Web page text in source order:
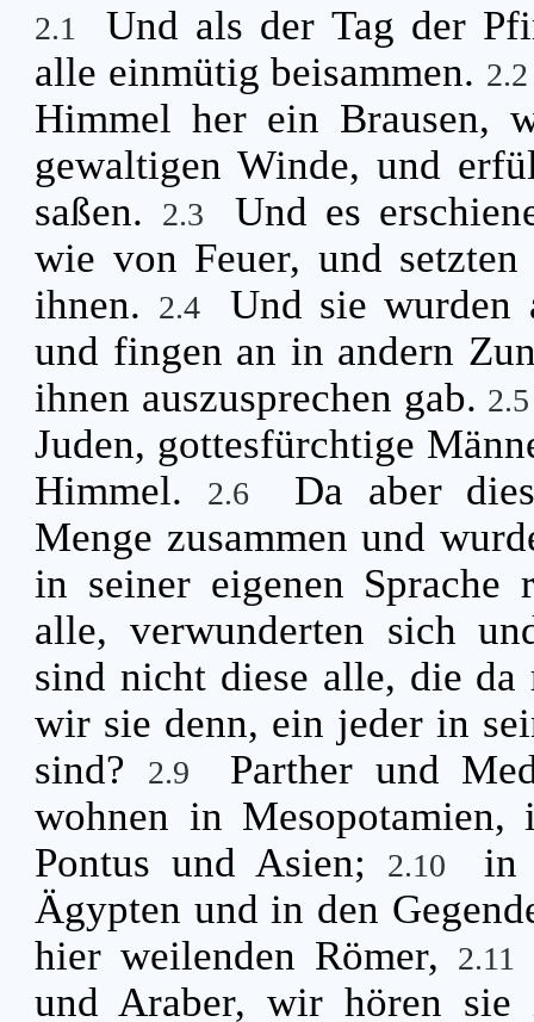
2.1
Und als der Tag der
alle einmütig beisammen.
Himmel her ein Brausen,
gewaltigen Winde, und
saßen.
2.3
Und es
wie von Feuer, und
ihnen. 2.4
Und sie
und fingen an in andern
ihnen auszusprechen gab.
Juden, gottesfürchtige
Himmel.
2.6
Da aber
Menge zusammen und
in seiner eigenen Sprache
alle, verwunderten sich
sind nicht diese alle, die
wir sie denn, ein jeder in
sind?
2.9
Parther und
wohnen in
Pontus und Asien;
2.10
in
Ägypten und in den
hier weilenden Römer,
2.11
und Araber, wir hören sie